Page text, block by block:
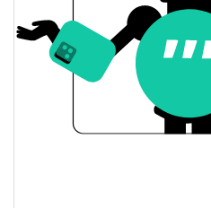
7g Düşük/7g Yüksek
30g Düşük/30g Yüksek
90g Düşük/90g Yüksek